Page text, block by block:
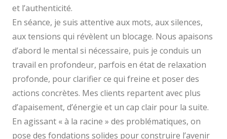
et l’authenticité.
En séance, je suis attentive aux mots, aux silences,
aux tensions qui révèlent un blocage. Nous apaisons
d’abord le mental si nécessaire, puis je conduis un
travail en profondeur, parfois en état de relaxation
profonde, pour clarifier ce qui freine et poser des
actions concrètes. Mes clients repartent avec plus
d’apaisement, d’énergie et un cap clair pour la suite.
En agissant « à la racine » des problématiques, on
pose des fondations solides pour construire l’avenir